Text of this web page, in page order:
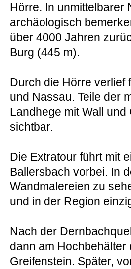
Hörre. In unmittelbarer
archäologisch
über 4000 Jahren
Burg (445 m).
Durch die Hörre verlief
und Nassau. Teile der
Landhege mit Wall
sichtbar.
Die Extratour führt mit
Ballersbach vorbei. In
Wandmalereien zu
und in der Region
Nach der
dann am Hochbehälter
Greifenstein. Später,